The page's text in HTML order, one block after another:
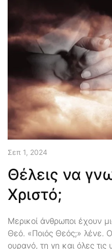
Σεπ 1, 2024
Θέλεις να
Χριστό;
Μερικοί άνθρωποι έχουν
Θεό. «Ποιός Θεός;» λένε.
ουρανό, τη γη και όλες τις